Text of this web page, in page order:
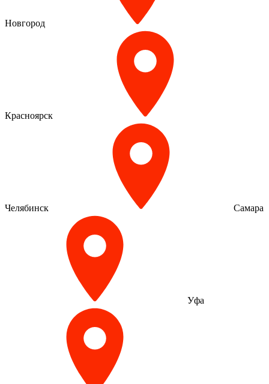
Новгород
Красноярск
Челябинск Самара
Уфа